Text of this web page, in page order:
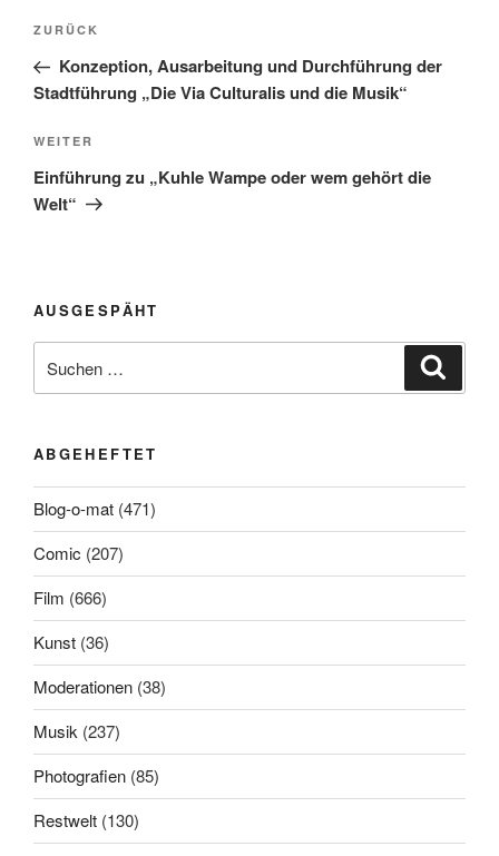
Beitragsnavigation
Vorheriger
Beitrag
ZURÜCK
Konzeption, Ausarbeitung und Durchführung der
Stadtführung „Die Via Culturalis und die Musik“
Nächster
Beitrag
WEITER
Einführung zu „Kuhle Wampe oder wem gehört die
Welt“
AUSGESPÄHT
nach:
ABGEHEFTET
Blog-o-mat (471)
Comic (207)
Film (666)
Kunst (36)
Moderationen (38)
Musik (237)
Photografien (85)
Restwelt (130)